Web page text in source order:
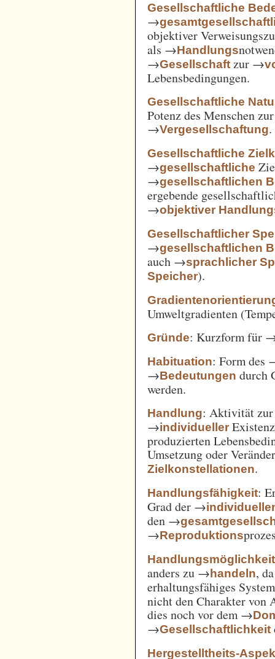
Gesellschaftliche
→
objektiver
als →Handlungs
→Gesellschaft zur →
Lebensbedingungen.
Gesellschaftliche
Potenz des Menschen
→Vergesellschaftung.
Gesellschaftliche
→gesellschaftliche
→gesellschaftlichen
ergebende
→objektiver
Gesellschaftlicher
→gesellschaftlichen
auch →sprachlicher
Speicher).
Umweltgradienten
Gründe: Kurzform für
Habituation: Form des
→Bedeutungen durch
werden.
Handlung: Aktivität zur
→individueller
produzierten
Umsetzung oder
Zielkonstellationen.
Handlungsfähigkeit:
Grad der →
den →
→Reproduktions
Handlungsmöglichkeit
anders zu →handeln,
erhaltungsfähiges
nicht den Charakter von
dies noch vor dem →
→Gesellschaftlichkeit
Hergestelltheits-